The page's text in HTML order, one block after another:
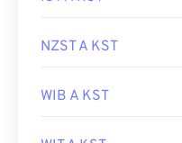
NZST A KST
WIB A KST